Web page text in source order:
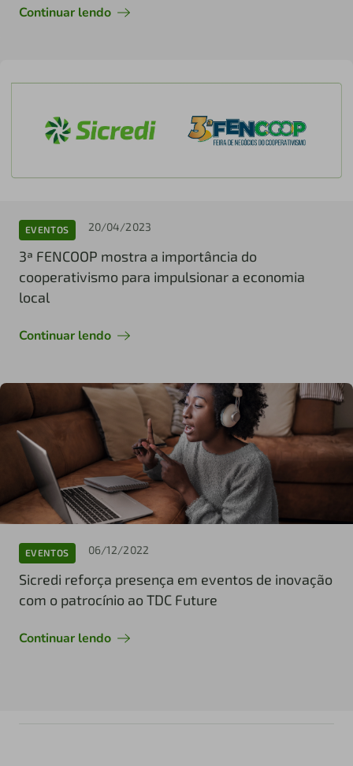
Continuar lendo
EVENTOS 20/04/2023
3ª FENCOOP mostra a importância do
cooperativismo para impulsionar a economia
local
Continuar lendo
EVENTOS 06/12/2022
Sicredi reforça presença em eventos de inovação
com o patrocínio ao TDC Future
Continuar lendo